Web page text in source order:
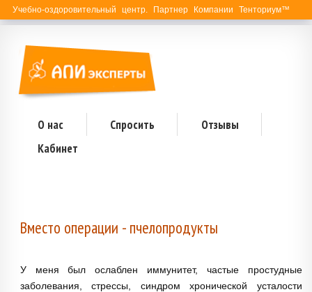
Учебно-оздоровительный центр. Партнер Компании Тенториум™
О нас Спросить
Отзывы
Кабинет
Вместо операции - пчелопродукты
У меня был ослаблен иммунитет, частые простудные
заболевания, стрессы, синдром хронической усталости